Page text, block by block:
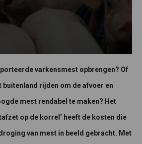
varkensmest opbrengen? Of
buitenland rijden om de afvoer en
mest rendabel te maken? Het
op de korrel’ heeft de kosten die
van mest in beeld gebracht. Met